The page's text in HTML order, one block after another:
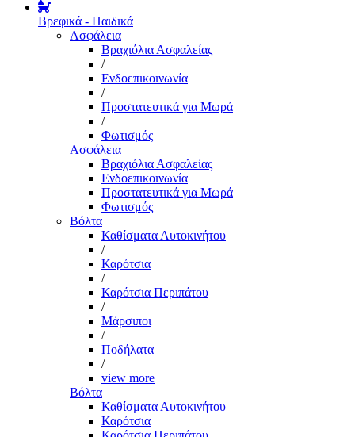
Βρεφικά - Παιδικά
Ασφάλεια
Βραχιόλια Ασφαλείας
/
Ενδοεπικοινωνία
/
Προστατευτικά για Μωρά
/
Φωτισμός
Ασφάλεια
Βραχιόλια Ασφαλείας
Ενδοεπικοινωνία
Προστατευτικά για Μωρά
Φωτισμός
Βόλτα
Καθίσματα Αυτοκινήτου
/
Καρότσια
/
Καρότσια Περιπάτου
/
Μάρσιποι
/
Ποδήλατα
/
view more
Βόλτα
Καθίσματα Αυτοκινήτου
Καρότσια